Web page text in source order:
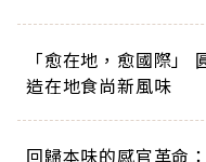
「愈在地，愈國際」
造在地食尚新風味
回歸本味的感官革命